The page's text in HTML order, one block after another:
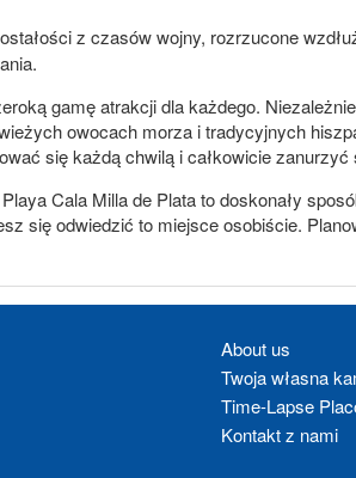
z czasów wojny, rozrzucone
gamę atrakcji dla każdego.
owocach morza i tradycyjnych
się każdą chwilą i całkowicie zanurzyć
Cala Milla de Plata to doskonały
się odwiedzić to miejsce osobiście.
About us
Twoja własna
Time-Lapse
Kontakt z nami